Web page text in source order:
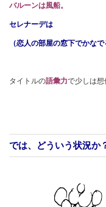
バルーンは風船。
セレナーデは
（恋人の部屋の窓下でかなで
タイトルの語彙力で少しは想
では、どういう状況か